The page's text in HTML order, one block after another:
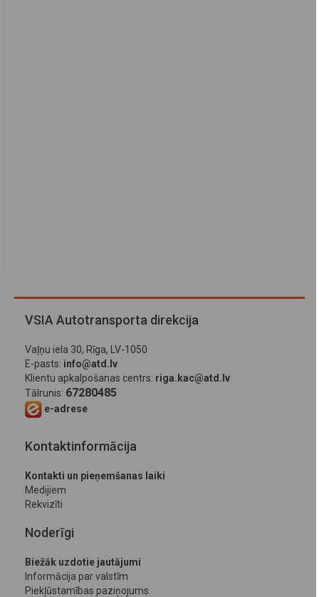
VSIA Autotransporta direkcija
Vaļņu iela 30, Rīga, LV-1050
E-pasts: info@atd.lv
Klientu apkalpošanas centrs: riga.kac@atd.lv
Tālrunis: 67280485
e-adrese
Kontaktinformācija
Kontakti un pieņemšanas laiki
Medijiem
Rekvizīti
Noderīgi
Biežāk uzdotie jautājumi
Informācija par valstīm
Piekļūstamības paziņojums